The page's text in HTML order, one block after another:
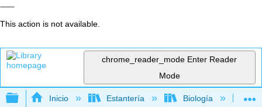
This action is not available.
chrome_reader_mode Enter Reader
Mode
Expandir/contraer jerarquía global
Inicio Estantería Biología